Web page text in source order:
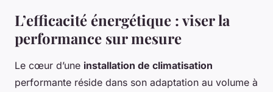
L’efficacité énergétique : viser la
performance sur mesure
Le cœur d’une installation de climatisation
performante réside dans son adaptation au volume à